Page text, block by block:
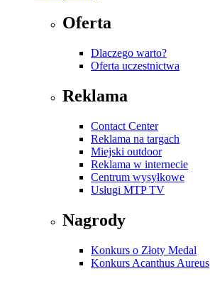
Oferta
Dlaczego warto?
Oferta uczestnictwa
Reklama
Contact Center
Reklama na targach
Miejski outdoor
Reklama w internecie
Centrum wysyłkowe
Usługi MTP TV
Nagrody
Konkurs o Złoty Medal
Konkurs Acanthus Aureus